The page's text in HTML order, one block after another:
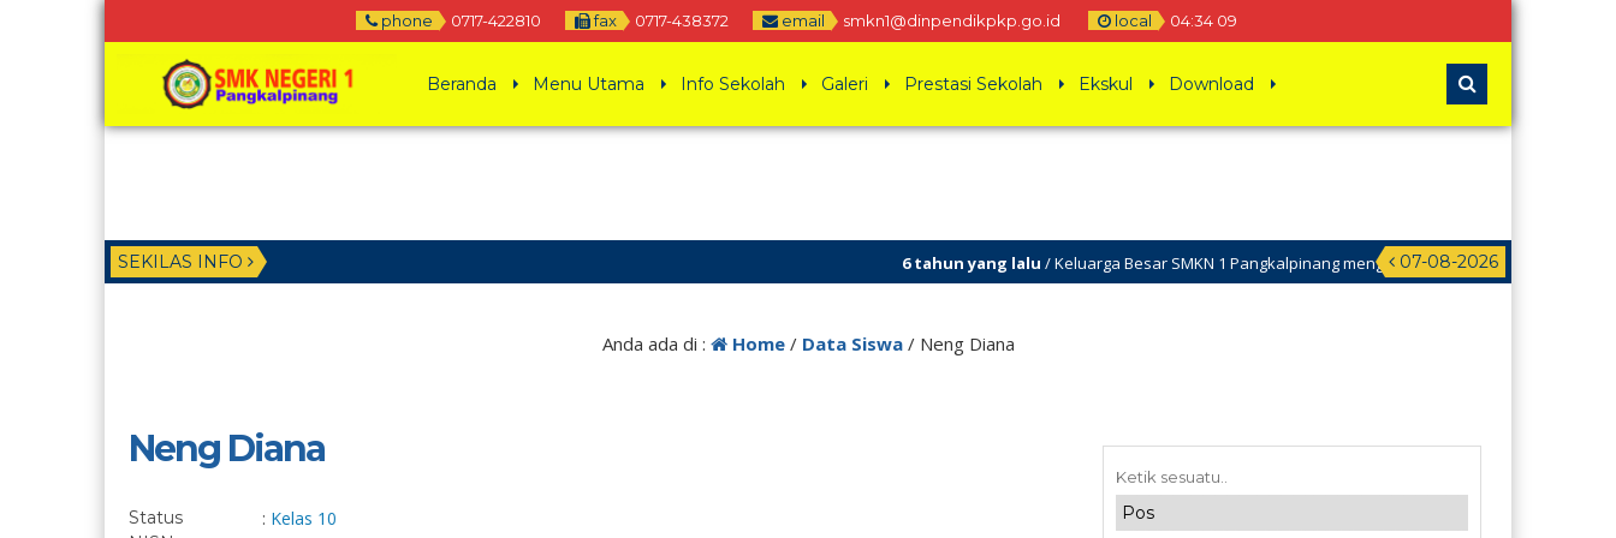
phone 0717-422810 fax 0717-438372 email smkn1@dinpendikpkp.go.id local 04:34 09
Beranda Menu Utama Info Sekolah Galeri Prestasi Sekolah Ekskul Download
SEKILAS INFO 07-08-2026
6 tahun yang lalu/ Keluarga Besar SMKN 1 Pangkalpinang mengucapkan Selamat Hari Raya Idul
Anda ada di : Home/ Data Siswa/ Neng Diana
Neng Diana
Status : Kelas 10